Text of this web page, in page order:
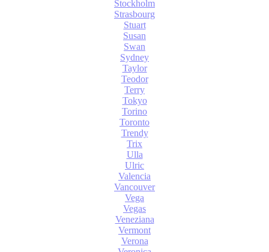
Stockholm
Strasbourg
Stuart
Susan
Swan
Sydney
Taylor
Teodor
Terry
Tokyo
Torino
Toronto
Trendy
Trix
Ulla
Ulric
Valencia
Vancouver
Vega
Vegas
Veneziana
Vermont
Verona